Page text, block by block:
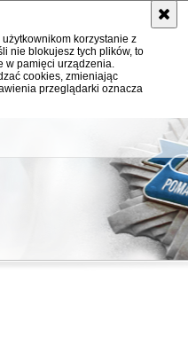
korzystanie z
nie blokujesz tych plików, to
w pamięci urządzenia.
cookies, zmieniając
przeglądarki oznacza